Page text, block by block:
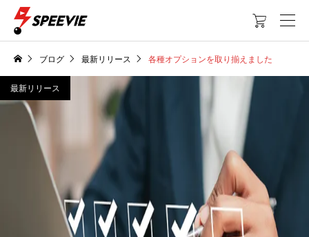

ブログ 最新リリース 各種オプションを取り揃えました
最新リリース